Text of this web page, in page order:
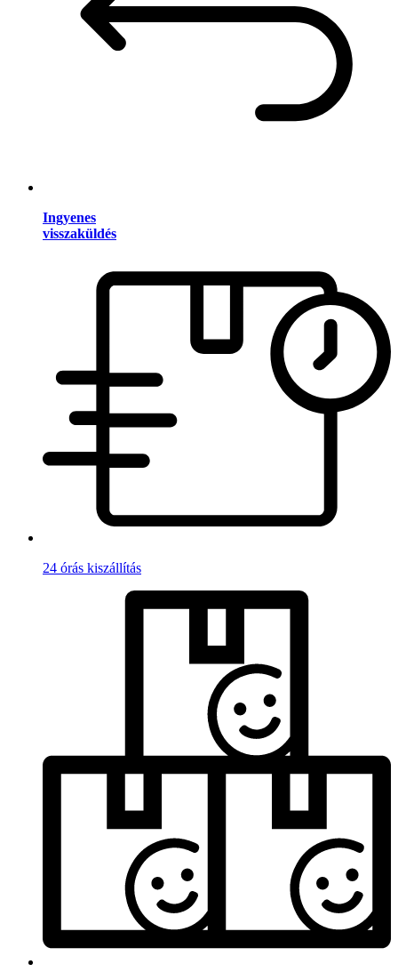
Ingyenes
visszaküldés
24 órás kiszállítás